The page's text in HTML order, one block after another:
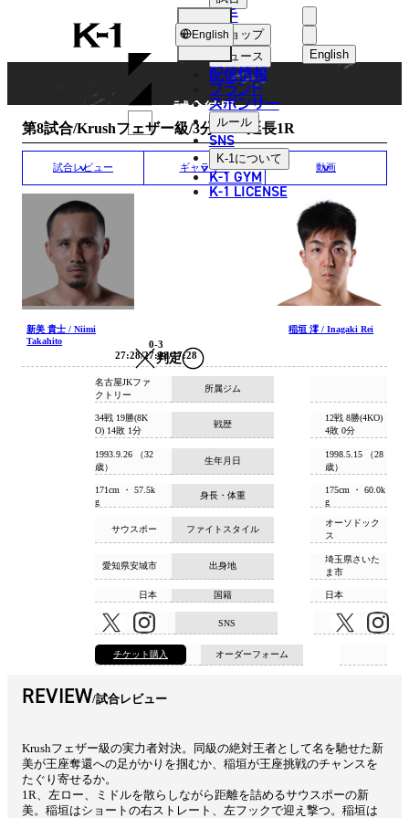
K-
1
English
한국어
中文（简体
中文（繁體
選手
ショップ
ニュース
配信情報
ブランド
スポンサー
ルール
SNS
K-1について
K-1 GYM
K-1 LICENSE
English
MATCH RESULT
試合結果
第8試合/Krushフェザー級/3分3R・延長1R
試合レビュー ギャラリー 動画
新美 貴士 / Niimi
Takahito
判定
0-3
27:28/27:28/27:28
稲垣 澪 / Inagaki Rei
所属ジム
名古屋JKファ
クトリー
戦歴
34戦 19勝(8K
O) 14敗 1分
12戦 8勝(4KO)
4敗 0分
生年月日
1993.9.26 （32
歳）
1998.5.15 （28
歳）
身長・体重
171cm ・ 57.5k
g
175cm ・ 60.0k
g
ファイトスタイル
サウスポー
オーソドック
ス
出身地
愛知県安城市
埼玉県さいた
ま市
国籍
日本 日本
SNS
オーダーフォーム
チケット購入
REVIEW 試合レビュー
Krushフェザー級の実力者対決。同級の絶対王者として名を馳せた新
美が王座奪還への足がかりを掴むか、稲垣が王座挑戦のチャンスを
たぐり寄せるか。
1R、左ロー、ミドルを散らしながら距離を詰めるサウスポーの新
美。稲垣はショートの右ストレート、左フックで迎え撃つ。稲垣は